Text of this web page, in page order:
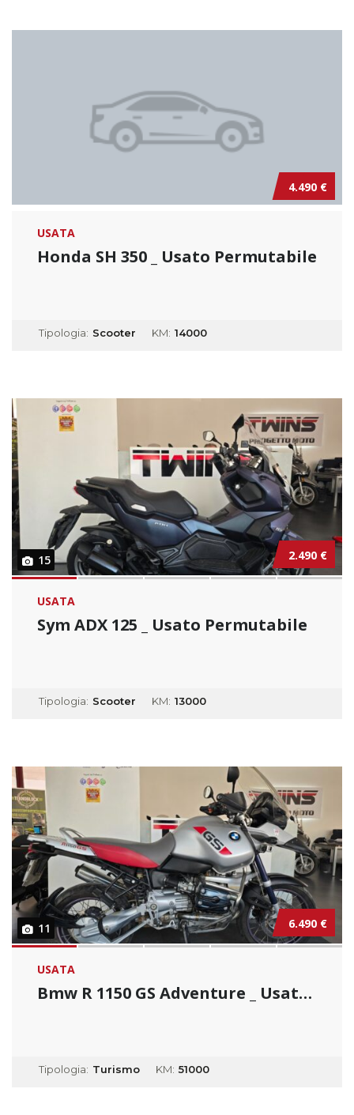
4.490 €
USATA
Honda SH 350 _ Usato Permutabile
Tipologia: Scooter KM: 14000
15 2.490 €
USATA
Sym ADX 125 _ Usato Permutabile
Tipologia: Scooter KM: 13000
11 6.490 €
USATA
Bmw R 1150 GS Adventure _ Usato Permutabile....
Tipologia: Turismo KM: 51000